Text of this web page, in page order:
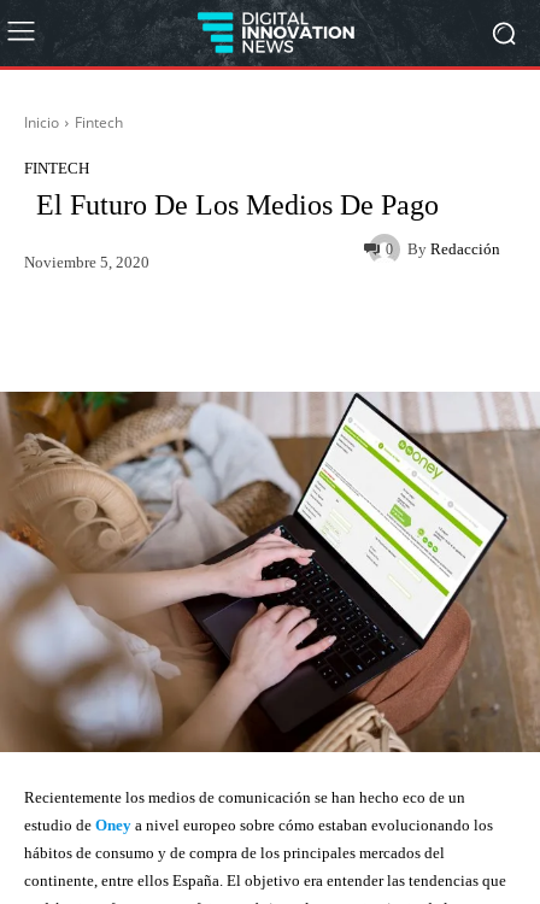
Inicio Fintech
FINTECH
El Futuro De Los Medios De Pago
By Redacción
Noviembre 5, 2020
0
Recientemente los medios de comunicación se han hecho eco de un
estudio de Oney a nivel europeo sobre cómo estaban evolucionando los
hábitos de consumo y de compra de los principales mercados del
continente, entre ellos España. El objetivo era entender las tendencias que